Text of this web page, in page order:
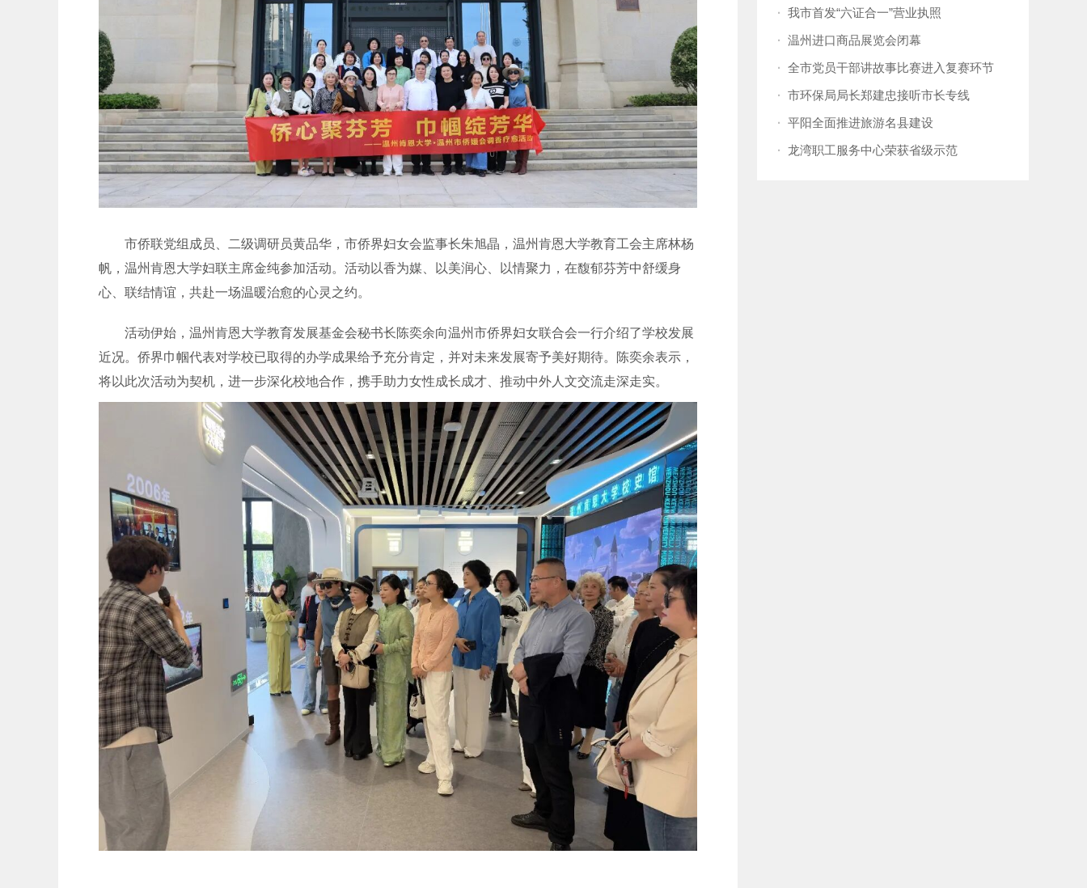
市侨联党组成员、二级调研员黄品华，市侨界妇女会监事长朱旭晶，温州肯恩大学教育工会主席林杨
帆，温州肯恩大学妇联主席金纯参加活动。活动以香为媒、以美润心、以情聚力，在馥郁芬芳中舒缓身
心、联结情谊，共赴一场温暖治愈的心灵之约。
活动伊始，温州肯恩大学教育发展基金会秘书长陈奕余向温州市侨界妇女联合会一行介绍了学校发展
近况。侨界巾帼代表对学校已取得的办学成果给予充分肯定，并对未来发展寄予美好期待。陈奕余表示，
将以此次活动为契机，进一步深化校地合作，携手助力女性成长成才、推动中外人文交流走深走实。
· 我市首发“六证合一”营业执照
· 温州进口商品展览会闭幕
· 全市党员干部讲故事比赛进入复赛环节
· 市环保局局长郑建忠接听市长专线
· 平阳全面推进旅游名县建设
· 龙湾职工服务中心荣获省级示范